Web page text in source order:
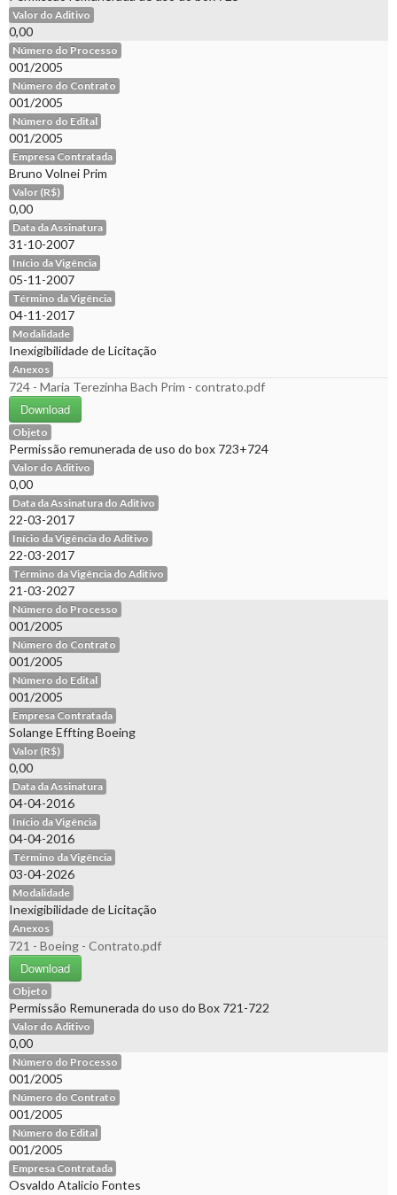
Valor do Aditivo
0,00
Número do Processo
001/2005
Número do Contrato
001/2005
Número do Edital
001/2005
Empresa Contratada
Bruno Volnei Prim
Valor (R$)
0,00
Data da Assinatura
31-10-2007
Início da Vigência
05-11-2007
Término da Vigência
04-11-2017
Modalidade
Inexigibilidade de Licitação
Anexos
724 - Maria Terezinha Bach Prim - contrato.pdf
Download
Objeto
Permissão remunerada de uso do box 723+724
Valor do Aditivo
0,00
Data da Assinatura do Aditivo
22-03-2017
Início da Vigência do Aditivo
22-03-2017
Término da Vigência do Aditivo
21-03-2027
Número do Processo
001/2005
Número do Contrato
001/2005
Número do Edital
001/2005
Empresa Contratada
Solange Effting Boeing
Valor (R$)
0,00
Data da Assinatura
04-04-2016
Início da Vigência
04-04-2016
Término da Vigência
03-04-2026
Modalidade
Inexigibilidade de Licitação
Anexos
721 - Boeing - Contrato.pdf
Download
Objeto
Permissão Remunerada do uso do Box 721-722
Valor do Aditivo
0,00
Número do Processo
001/2005
Número do Contrato
001/2005
Número do Edital
001/2005
Empresa Contratada
Osvaldo Atalicio Fontes